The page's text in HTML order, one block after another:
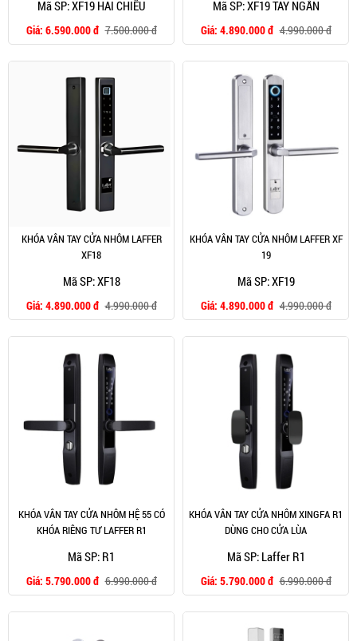
Mã SP: XF19 HAI CHIỀU
Giá: 6.590.000 đ 7.500.000 đ
Mã SP: XF19 TAY NGẮN
Giá: 4.890.000 đ 4.990.000 đ
KHÓA VÂN TAY CỬA NHÔM LAFFER
XF18
Mã SP: XF18
Giá: 4.890.000 đ 4.990.000 đ
KHÓA VÂN TAY CỬA NHÔM LAFFER XF
19
Mã SP: XF19
Giá: 4.890.000 đ 4.990.000 đ
KHÓA VÂN TAY CỬA NHÔM HỆ 55 CÓ
KHÓA RIÊNG TƯ LAFFER R1
Mã SP: R1
Giá: 5.790.000 đ 6.990.000 đ
KHÓA VÂN TAY CỬA NHÔM XINGFA R1
DÙNG CHO CỬA LÙA
Mã SP: Laffer R1
Giá: 5.790.000 đ 6.990.000 đ